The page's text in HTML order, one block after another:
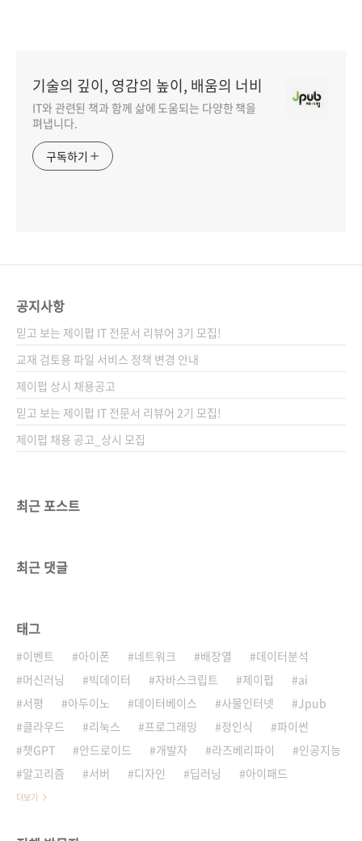
기술의 깊이, 영감의 높이, 배움의 너비
IT와 관련된 책과 함께 삶에 도움되는 다양한 책을
펴냅니다.
구독하기
공지사항
믿고 보는 제이펍 IT 전문서 리뷰어 3기 모집!
교재 검토용 파일 서비스 정책 변경 안내
제이펍 상시 채용공고
믿고 보는 제이펍 IT 전문서 리뷰어 2기 모집!
제이펍 채용 공고_상시 모집
최근 포스트
최근 댓글
태그
이벤트 아이폰 네트워크 배장열
데이터분석
머신러닝
빅데이터 자바스크립트 제이펍
ai
서평
아두이노 데이터베이스 사물인터넷
Jpub
클라우드
리눅스 프로그래밍 정인식
파이썬
챗GPT
안드로이드 개발자 라즈베리파이
인공지능
알고리즘
서버 디자인 딥러닝 아이패드
더보기